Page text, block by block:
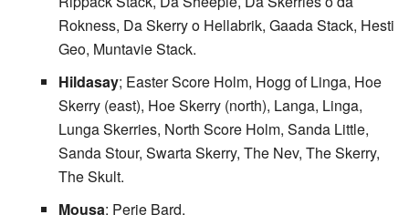
Rokness, Da Skerry o Hellabrik, Gaada Stack, Hesti
Geo, Muntavie Stack.
Hildasay; Easter Score Holm, Hogg of Linga, Hoe
Skerry (east), Hoe Skerry (north), Langa, Linga,
Lunga Skerries, North Score Holm, Sanda Little,
Sanda Stour, Swarta Skerry, The Nev, The Skerry,
The Skult.
Mousa; Perie Bard.